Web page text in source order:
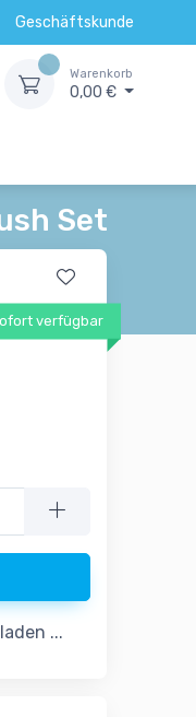
Geschäftskunde
Warenkorb
0,00 €
Set
verfügbar
...